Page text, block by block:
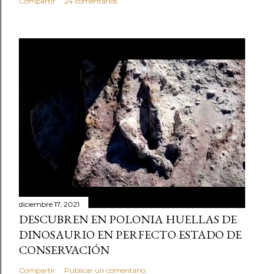
diciembre 17, 2021
DESCUBREN EN POLONIA HUELLAS DE
DINOSAURIO EN PERFECTO ESTADO DE
CONSERVACIÓN
Compartir Publicar un comentario